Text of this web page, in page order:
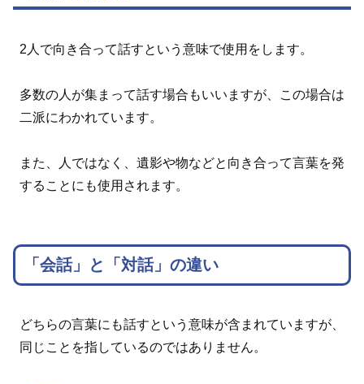
2人で向き合って話すという意味で使用をします。
多数の人が集まって話す場合もいいますが、この場合は
二派にわかれています。
また、人ではなく、遺影や物などと向き合って言葉を発
することにも使用されます。
「会話」と「対話」の違い
どちらの言葉にも話すという意味が含まれていますが、
同じことを指しているのではありません。